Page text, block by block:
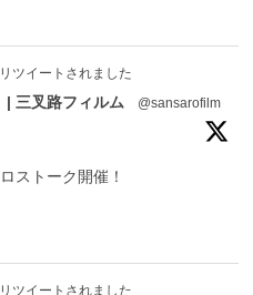
ツイートされました
| 三叉路フィルム
@sansarofilm
ストーク開催！
ツイートされました